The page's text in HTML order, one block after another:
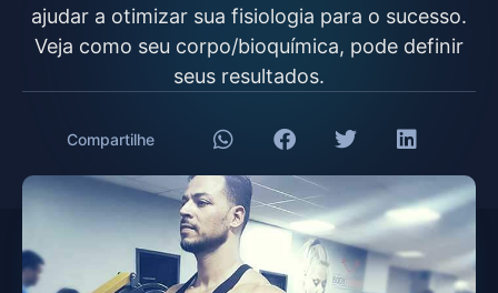
ajudar a otimizar sua fisiologia para o sucesso.
Veja como seu corpo/bioquímica, pode definir
seus resultados.
Compartilhe